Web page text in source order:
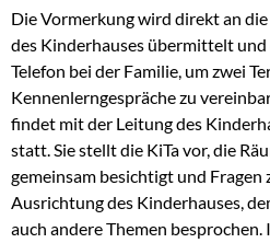
Die Vormerkung wird direkt an
des Kinderhauses übermittelt und
Telefon bei der Familie, um zwei
Kennenlerngespräche zu
findet mit der Leitung des
statt. Sie stellt die KiTa vor, die
gemeinsam besichtigt und
Ausrichtung des Kinderhauses,
auch andere Themen